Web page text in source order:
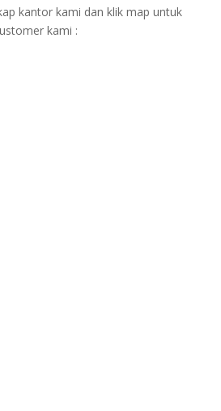
kantor kami dan klik map untuk
kami :